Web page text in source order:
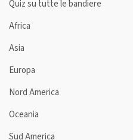
Quiz su tutte le bandiere
Africa
Asia
Europa
Nord America
Oceania
Sud America